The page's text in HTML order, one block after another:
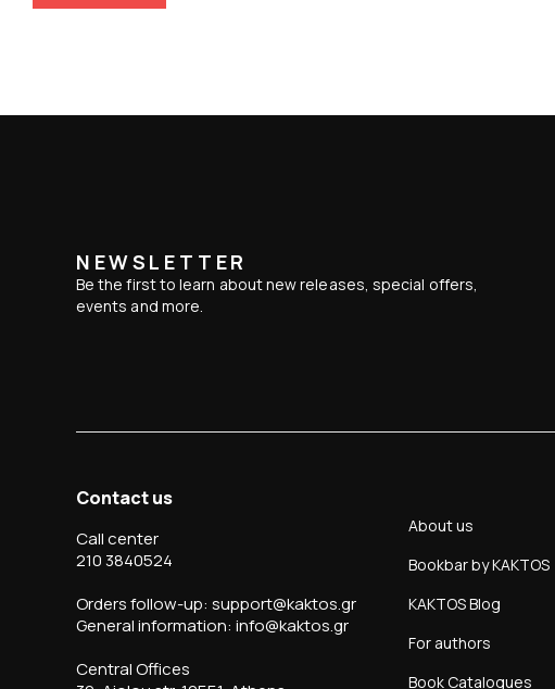
NEWSLETTER
Be the first to learn about new releases, special offers,
events and more.
Contact us
Call center
210 3840524
Orders follow-up: support@kaktos.gr
General information: info@kaktos.gr
Central Offices
About us
Bookbar by KAKTOS
KAKTOS Blog
For authors
Book Catalogues